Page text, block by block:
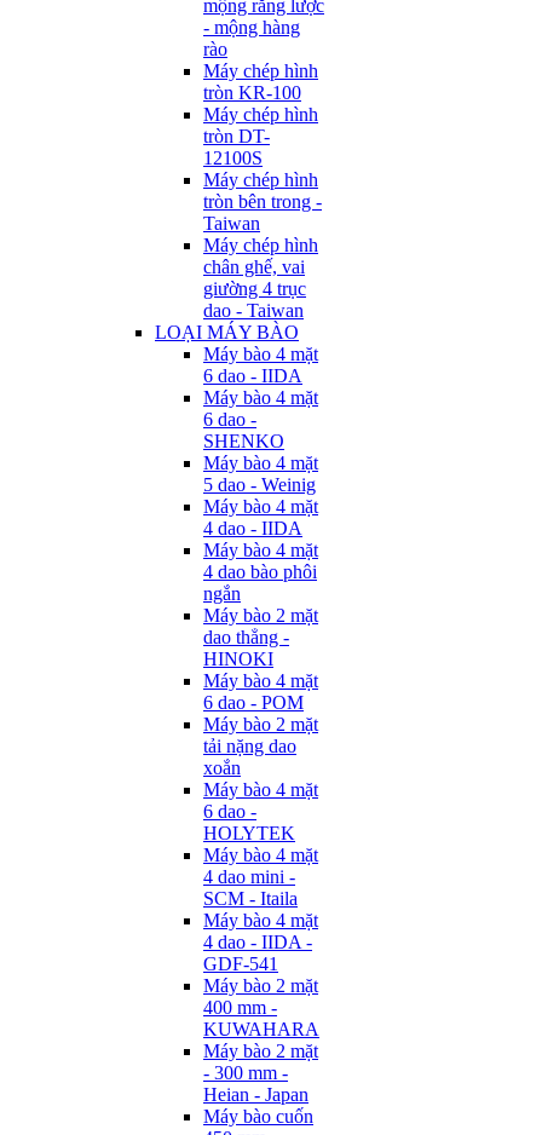
mộng răng lược
- mộng hàng
rào
Máy chép hình
tròn KR-100
Máy chép hình
tròn DT-
12100S
Máy chép hình
tròn bên trong -
Taiwan
Máy chép hình
chân ghế, vai
giường 4 trục
dao - Taiwan
LOẠI MÁY BÀO
Máy bào 4 mặt
6 dao - IIDA
Máy bào 4 mặt
6 dao -
SHENKO
Máy bào 4 mặt
5 dao - Weinig
Máy bào 4 mặt
4 dao - IIDA
Máy bào 4 mặt
4 dao bào phôi
ngắn
Máy bào 2 mặt
dao thẳng -
HINOKI
Máy bào 4 mặt
6 dao - POM
Máy bào 2 mặt
tải nặng dao
xoắn
Máy bào 4 mặt
6 dao -
HOLYTEK
Máy bào 4 mặt
4 dao mini -
SCM - Itaila
Máy bào 4 mặt
4 dao - IIDA -
GDF-541
Máy bào 2 mặt
400 mm -
KUWAHARA
Máy bào 2 mặt
- 300 mm -
Heian - Japan
Máy bào cuốn